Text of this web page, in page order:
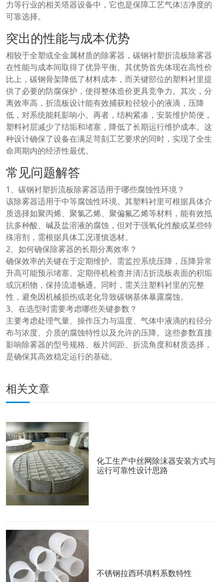
力等行业的相关塔器设备中，它也是保障工艺气体洁净度的
可靠选择。
突出的性能与成本优势
相较于全塑或全金属材质的除雾器，碳钢衬塑折流板除雾器
在性能与成本间取得了优异平衡。其优势首先体现在高性价
比上，碳钢骨架降低了材料成本，而关键部位的塑料衬里提
供了必要的防腐保护，使得整体造价更具竞争力。其次，分
离效率高，折流板设计能有效捕获粒径较小的液滴，压降
低，对系统能耗影响小。再者，结构紧凑，安装维护简便，
塑料衬层减少了结垢和堵塞，降低了长期运行维护成本。这
种设计确保了设备在满足苛刻工艺要求的同时，实现了全生
命周期内的经济性最优。
常见问题解答
1、碳钢衬塑折流板除雾器适用于哪些腐蚀性环境？
该除雾器适用于中等腐蚀性环境。其塑料衬里可根据具体介
质选择如聚丙烯、聚氯乙烯、聚偏氟乙烯等材料，能有效抵
抗多种酸、碱及盐溶液的腐蚀，但对于强氧化性酸或某些特
殊溶剂，需根据具体工况谨慎选材。
2、如何确保除雾器的长期分离效率？
确保效率的关键在于定期维护。需监控系统压降，压降异常
升高可能预示堵塞。定期停机检查并清洁折流板表面的积垢
或沉积物，保持流道畅通。同时，需关注塑料衬里的完整
性，避免因机械损伤或老化导致碳钢基体暴露腐蚀。
3、在选型时需要考虑哪些关键参数？
主要考虑处理气量、操作压力与温度、气体中液滴的粒径分
布与浓度、介质的腐蚀特性以及允许的压降。这些参数直接
影响除雾器的型号规格、板片间距、折流角度和材质选择，
是确保其高效稳定运行的基础。
相关文章
化工生产中丝网除沫器安装方式与
运行可靠性设计思路
不锈钢拉西环填料系数特性